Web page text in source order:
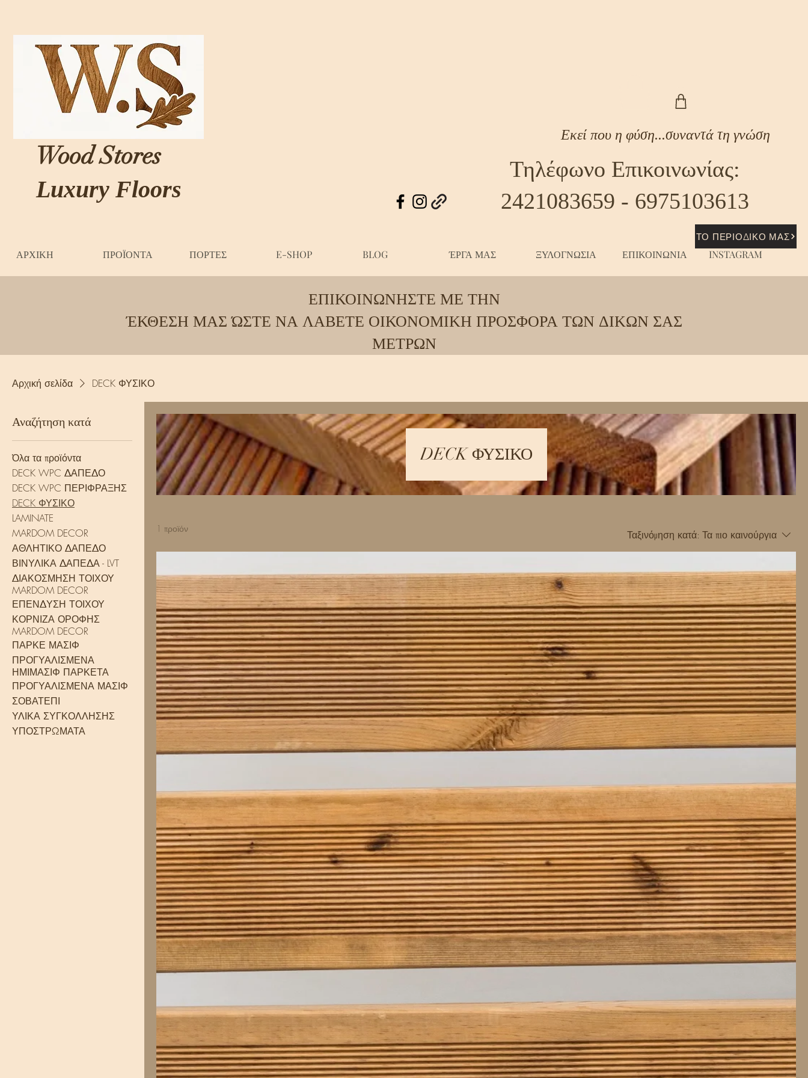
Wood Stores
Luxury Floors
Εκεί που η φύση...συναντά τη γνώση
ΤΟ ΠΕΡΙΟΔΙΚΟ ΜΑΣ
Τηλέφωνο Επικοινωνίας:
2421083659 - 6975103613
ΑΡΧΙΚΗ ΠΡΟΪΟΝΤΑ ΠΟΡΤΕΣ E-SHOP BLOG ΈΡΓΑ ΜΑΣ ΞΥΛΟΓΝΩΣΙΑ ΕΠΙΚΟΙΝΩΝΙΑ INSTAGRAM
ΕΠΙΚΟΙΝΩΝΗΣΤΕ ΜΕ ΤΗΝ
ΈΚΘΕΣΗ ΜΑΣ ΏΣΤΕ ΝΑ ΛΑΒΕΤΕ ΟΙΚΟΝΟΜΙΚΗ ΠΡΟΣΦΟΡΑ ΤΩΝ ΔΙΚΩΝ ΣΑΣ
ΜΕΤΡΩΝ
Αρχική σελίδα DECK ΦΥΣΙΚΟ
Αναζήτηση κατά
Όλα τα προϊόντα
DECK WPC ΔΑΠΕΔΟ
DECK WPC ΠΕΡΙΦΡΑΞΗΣ
DECK ΦΥΣΙΚΟ
LAMINATE
MARDOM DECOR
ΑΘΛΗΤΙΚΟ ΔΑΠΕΔΟ
ΒΙΝΥΛΙΚΑ ΔΑΠΕΔΑ - LVT
ΔΙΑΚΟΣΜΗΣΗ ΤΟΙΧΟΥ
MARDOM DECOR
ΕΠΕΝΔΥΣΗ ΤΟΙΧΟΥ
ΚΟΡΝΙΖΑ ΟΡΟΦΗΣ
MARDOM DECOR
ΠΑΡΚΕ ΜΑΣΙΦ
ΠΡΟΓΥΑΛΙΣΜΕΝΑ
ΗΜΙΜΑΣΙΦ ΠΑΡΚΕΤΑ
ΠΡΟΓΥΑΛΙΣΜΕΝΑ ΜΑΣΙΦ
ΣΟΒΑΤΕΠΙ
ΥΛΙΚΑ ΣΥΓΚΟΛΛΗΣΗΣ
ΥΠΟΣΤΡΩΜΑΤΑ
DECK ΦΥΣΙΚΟ
1 προϊόν Ταξινόμηση κατά: Τα πιο καινούργια